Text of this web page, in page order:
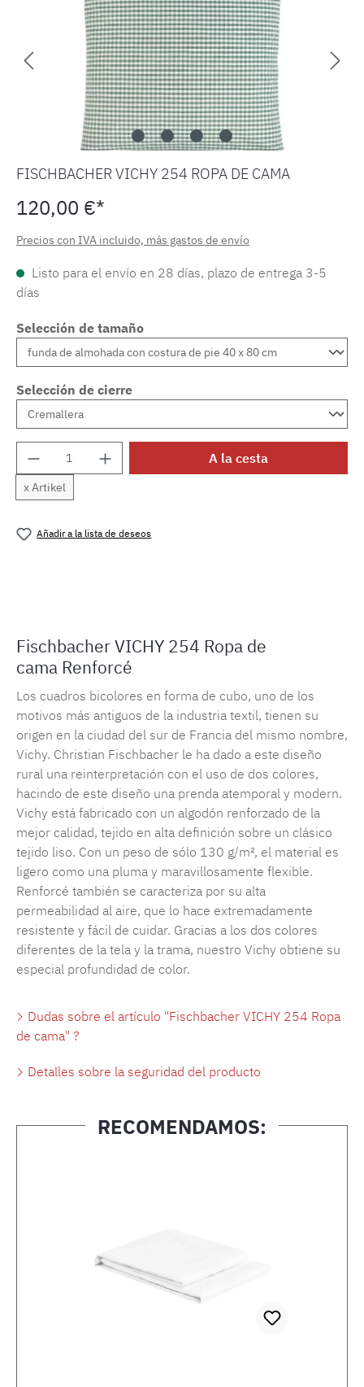
FISCHBACHER VICHY 254 ROPA DE CAMA
120,00 €*
Precios con IVA incluido, más gastos de envío
Listo para el envío en 28 días, plazo de entrega 3-5
días
Selección de tamaño
Selección de cierre
Cantidad del producto: introduce la
x Artikel
A la cesta
Añadir a la lista de deseos
Fischbacher VICHY 254 Ropa de
cama Renforcé
Los cuadros bicolores en forma de cubo, uno de los
motivos más antiguos de la industria textil, tienen su
origen en la ciudad del sur de Francia del mismo nombre,
Vichy. Christian Fischbacher le ha dado a este diseño
rural una reinterpretación con el uso de dos colores,
hacindo de este diseño una prenda atemporal y modern.
Vichy está fabricado con un algodón renforzado de la
mejor calidad, tejido en alta definición sobre un clásico
tejido liso. Con un peso de sólo 130 g/m², el material es
ligero como una pluma y maravillosamente flexible.
Renforcé también se caracteriza por su alta
permeabilidad al aire, que lo hace extremadamente
resistente y fácil de cuidar. Gracias a los dos colores
diferentes de la tela y la trama, nuestro Vichy obtiene su
especial profundidad de color.
Dudas sobre el artículo "Fischbacher VICHY 254 Ropa
de cama" ?
Detalles sobre la seguridad del producto
RECOMENDAMOS: